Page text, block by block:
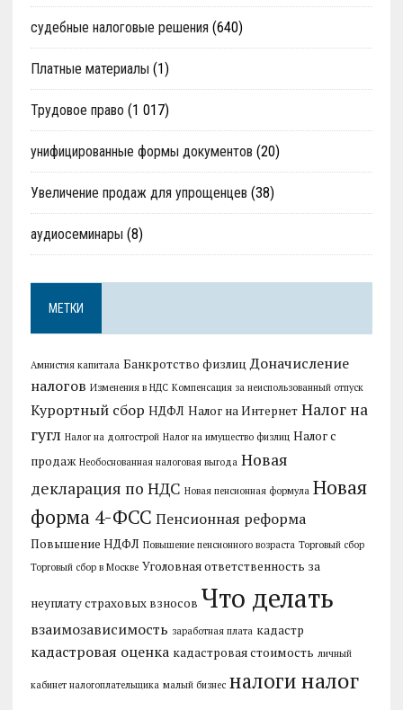
судебные налоговые решения (640)
Платные материалы (1)
Трудовое право (1 017)
унифицированные формы документов (20)
Увеличение продаж для упрощенцев (38)
аудиосеминары (8)
МЕТКИ
Амнистия капитала Банкротство физлиц Доначисление
налогов Изменения в НДС Компенсация за неиспользованный отпуск
Курортный сбор НДФЛ Налог на Интернет Налог на
гугл Налог на долгострой Налог на имущество физлиц Налог с
продаж Необоснованная налоговая выгода Новая
декларация по НДС Новая пенсионная формула Новая
форма 4-ФСС Пенсионная реформа
Повышение НДФЛ Повышение пенсионного возраста Торговый сбор
Торговый сбор в Москве Уголовная ответственность за
неуплату страховых взносов Что делать
взаимозависимость заработная плата кадастр
кадастровая оценка кадастровая стоимость личный
кабинет налогоплательщика малый бизнес налоги налог